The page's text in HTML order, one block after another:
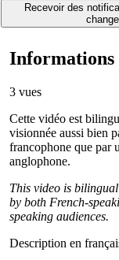
Recevoir des
Informations
3 vues
Cette vidéo est
visionnée aussi bien
francophone que par
anglophone.
This video is
by both French-
speaking audiences.
Description en